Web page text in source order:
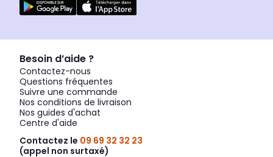
Besoin d’aide ?
Contactez-nous
Questions fréquentes
Suivre une commande
Nos conditions de livraison
Nos guides d'achat
Centre d'aide
Contactez le 09 69 32 32 23
(appel non surtaxé)